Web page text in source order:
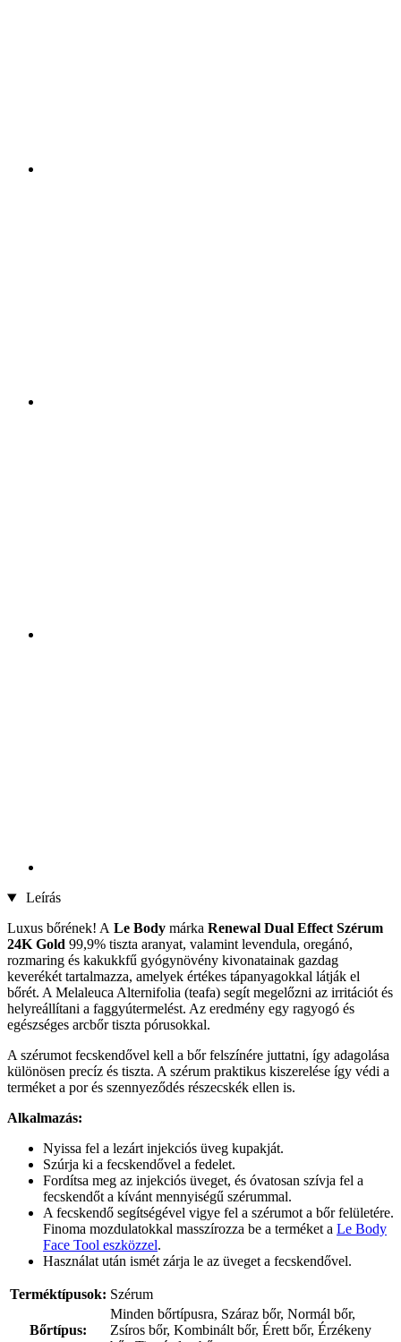
Leírás
Luxus bőrének! A Le Body márka Renewal Dual Effect Szérum
24K Gold 99,9% tiszta aranyat, valamint levendula, oregánó,
rozmaring és kakukkfű gyógynövény kivonatainak gazdag
keverékét tartalmazza, amelyek értékes tápanyagokkal látják el
bőrét. A Melaleuca Alternifolia (teafa) segít megelőzni az irritációt és
helyreállítani a faggyútermelést. Az eredmény egy ragyogó és
egészséges arcbőr tiszta pórusokkal.
A szérumot fecskendővel kell a bőr felszínére juttatni, így adagolása
különösen precíz és tiszta. A szérum praktikus kiszerelése így védi a
terméket a por és szennyeződés részecskék ellen is.
Alkalmazás:
Nyissa fel a lezárt injekciós üveg kupakját.
Szúrja ki a fecskendővel a fedelet.
Fordítsa meg az injekciós üveget, és óvatosan szívja fel a
fecskendőt a kívánt mennyiségű szérummal.
A fecskendő segítségével vigye fel a szérumot a bőr felületére.
Finoma mozdulatokkal masszírozza be a terméket a Le Body
Face Tool eszközzel.
Használat után ismét zárja le az üveget a fecskendővel.
Terméktípusok: Szérum
Bőrtípus:
Minden bőrtípusra, Száraz bőr, Normál bőr,
Zsíros bőr, Kombinált bőr, Érett bőr, Érzékeny